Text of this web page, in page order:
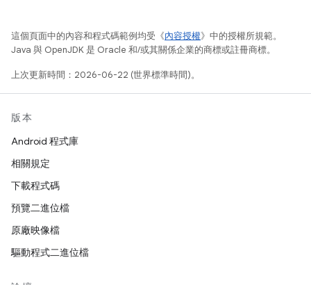
這個頁面中的內容和程式碼範例均受《內容授權》中的授權所規範。
Java 與 OpenJDK 是 Oracle 和/或其關係企業的商標或註冊商標。
上次更新時間：2026-06-22 (世界標準時間)。
版本
Android 程式庫
相關規定
下載程式碼
預覽二進位檔
原廠映像檔
驅動程式二進位檔